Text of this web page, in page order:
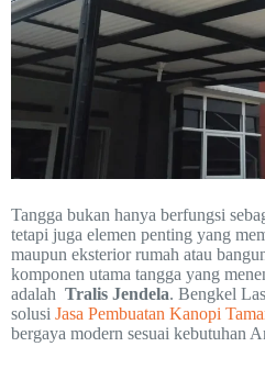
Tangga bukan hanya berfungsi
tetapi juga elemen penting yang
maupun eksterior rumah atau
komponen utama tangga yang
adalah Tralis Jendela. Bengkel
solusi Jasa Pembuatan Kanopi
bergaya modern sesuai kebutuhan